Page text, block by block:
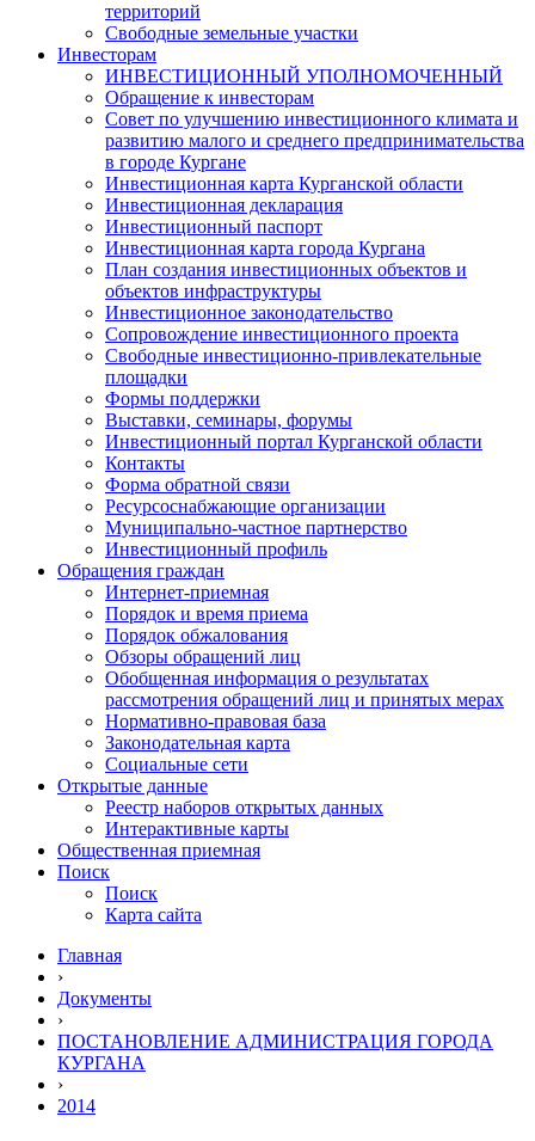
территорий
Свободные земельные участки
Инвесторам
ИНВЕСТИЦИОННЫЙ УПОЛНОМОЧЕННЫЙ
Обращение к инвесторам
Совет по улучшению инвестиционного климата и
развитию малого и среднего предпринимательства
в городе Кургане
Инвестиционная карта Курганской области
Инвестиционная декларация
Инвестиционный паспорт
Инвестиционная карта города Кургана
План создания инвестиционных объектов и
объектов инфраструктуры
Инвестиционное законодательство
Сопровождение инвестиционного проекта
Свободные инвестиционно-привлекательные
площадки
Формы поддержки
Выставки, семинары, форумы
Инвестиционный портал Курганской области
Контакты
Форма обратной связи
Ресурсоснабжающие организации
Муниципально-частное партнерство
Инвестиционный профиль
Обращения граждан
Интернет-приемная
Порядок и время приема
Порядок обжалования
Обзоры обращений лиц
Обобщенная информация о результатах
рассмотрения обращений лиц и принятых мерах
Нормативно-правовая база
Законодательная карта
Социальные сети
Открытые данные
Реестр наборов открытых данных
Интерактивные карты
Общественная приемная
Поиск
Поиск
Карта сайта
Главная
›
Документы
›
ПОСТАНОВЛЕНИЕ АДМИНИСТРАЦИЯ ГОРОДА
КУРГАНА
›
2014